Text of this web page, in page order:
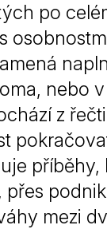
po
nebo
z
přes
mezi